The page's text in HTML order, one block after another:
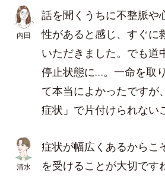
内田
話を聞くうちに不整脈や
性があると感じ、すぐに
いただきました。でも道
停止状態に…。一命を取
て本当によかったですが
症状」で片付けられない
清水
症状が幅広くあるからこ
を受けることが大切です